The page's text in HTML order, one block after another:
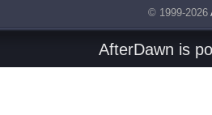
© 1999-2026
AfterDawn is